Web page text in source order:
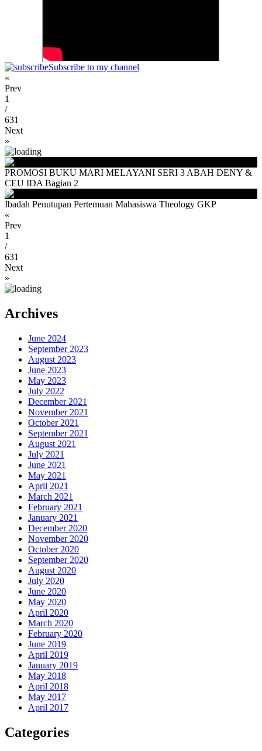
Subscribe to my channel
«
Prev
1
/
631
Next
»
PROMOSI BUKU MARI MELAYANI SERI 3 ABAH DENY &
CEU IDA Bagian 2
Ibadah Penutupan Pertemuan Mahasiswa Theology GKP
«
Prev
1
/
631
Next
»
Archives
June 2024
September 2023
August 2023
June 2023
May 2023
July 2022
December 2021
November 2021
October 2021
September 2021
August 2021
July 2021
June 2021
May 2021
April 2021
March 2021
February 2021
January 2021
December 2020
November 2020
October 2020
September 2020
August 2020
July 2020
June 2020
May 2020
April 2020
March 2020
February 2020
June 2019
April 2019
January 2019
May 2018
April 2018
May 2017
April 2017
Categories